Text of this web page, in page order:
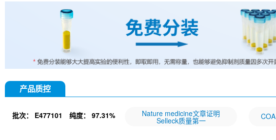
产品质控
批次： E477101 纯度： 97.31% Nature medicine文章证明
Selleck质量第一 COA